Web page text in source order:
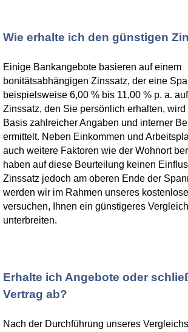
Wie erhalte ich den günstigen
Einige Bankangebote basieren auf einem
bonitätsabhängigen Zinssatz, der eine
beispielsweise 6,00 % bis 11,00 % p. a.
Zinssatz, den Sie persönlich erhalten,
Basis zahlreicher Angaben und interner
ermittelt. Neben Einkommen und
auch weitere Faktoren wie der Wohnort
haben auf diese Beurteilung keinen
Zinssatz jedoch am oberen Ende der
werden wir im Rahmen unseres
versuchen, Ihnen ein günstigeres
unterbreiten.
Erhalte ich Angebote oder
Vertrag ab?
Nach der Durchführung unseres